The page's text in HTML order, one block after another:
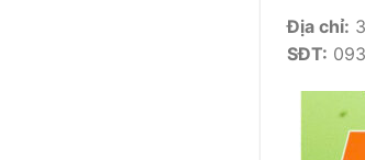
Địa chỉ:
SĐT: